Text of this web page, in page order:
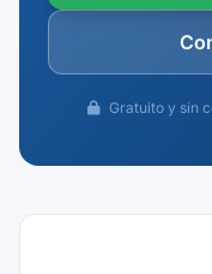
Gratuito y sin